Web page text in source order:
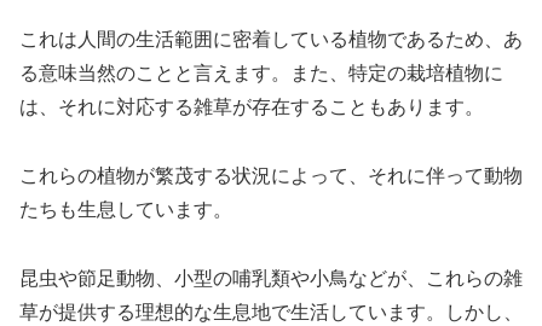
これは人間の生活範囲に密着している植物であるため、あ
る意味当然のことと言えます。また、特定の栽培植物に
は、それに対応する雑草が存在することもあります。
これらの植物が繁茂する状況によって、それに伴って動物
たちも生息しています。
昆虫や節足動物、小型の哺乳類や小鳥などが、これらの雑
草が提供する理想的な生息地で生活しています。しかし、